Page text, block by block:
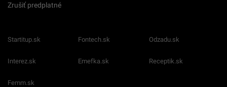
Zrušiť predplatné
Startitup.sk Fontech.sk Odzadu.sk
Interez.sk Emefka.sk Receptik.sk
Femm.sk